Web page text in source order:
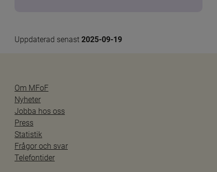
Uppdaterad senast 2025-09-19
Om MFoF
Nyheter
Jobba hos oss
Press
Statistik
Frågor och svar
Telefontider